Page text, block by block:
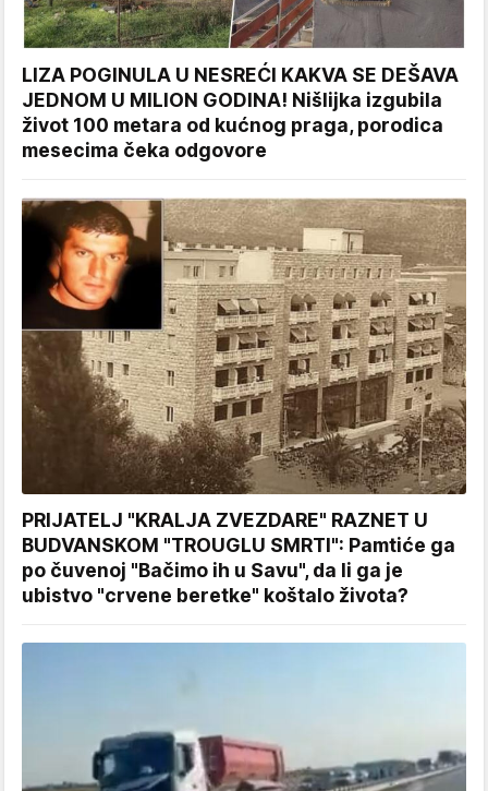
LIZA POGINULA U NESREĆI KAKVA SE DEŠAVA
JEDNOM U MILION GODINA! Nišlijka izgubila
život 100 metara od kućnog praga, porodica
mesecima čeka odgovore
PRIJATELJ "KRALJA ZVEZDARE" RAZNET U
BUDVANSKOM "TROUGLU SMRTI": Pamtiće ga
po čuvenoj "Bačimo ih u Savu", da li ga je
ubistvo "crvene beretke" koštalo života?